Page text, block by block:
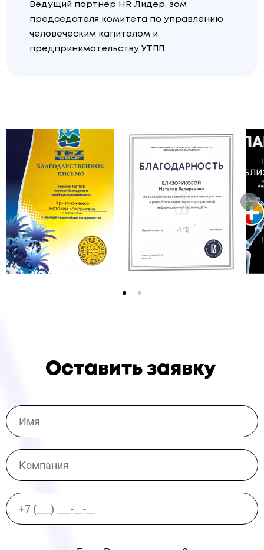
Ведущий партнер HR Лидер, зам
председателя комитета по управлению
человеческим капиталом и
предпринимательству УТПП
Оставить заявку